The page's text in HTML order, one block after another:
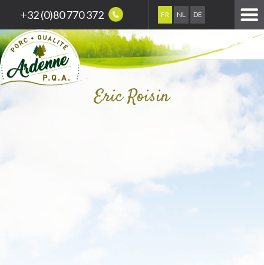
+32 (0)80 770 372 FR NL DE
Eric Roisin